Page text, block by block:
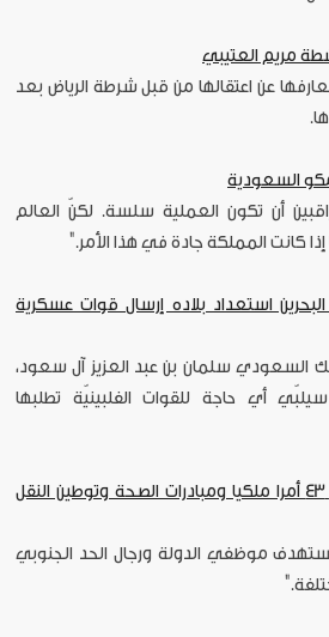
مريم العتيبي
عن اعتقالها من قبل شرطة الرياض بعد
السعودية
أن تكون العملية سلسة. لكنّ العالم
كانت المملكة جادة في هذا الأمر."
استعداد بلاده إرسال قوات عسكرية
السعودي سلمان بن عبد العزيز آل سعود،
أي حاجة للقوات الفلبينيّة تطلبها
صحف السعودية تبرز صدور 43 أمرا ملكيا ومبادرات الصحة وتوطين النقل
موظفي الدولة ورجال الحد الجنوبي